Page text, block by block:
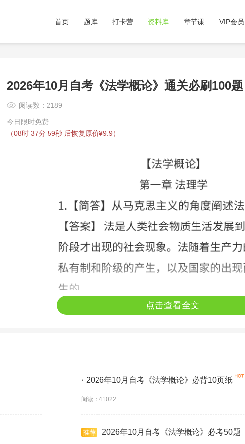
首页 题库 打卡营 资料库 章节课 VIP会员
2026年10月自考《法学概论》通关必刷100题
阅读数：2189
今日限时免费
（08时 37分 58秒 后恢复原价¥9.9）
点击查看全文
· 2026年10月自考《法学概论》必背10页纸
阅读：41022
2026年10月自考《法学概论》必考50题